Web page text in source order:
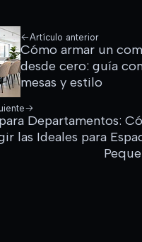
Artículo anterior
Cómo armar un
desde cero: guía
mesas y estilo
Departamentos:
las Ideales para